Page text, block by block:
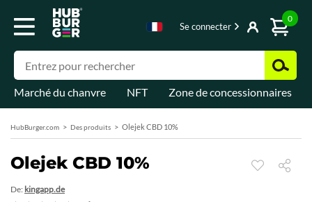
Se connecter
0
Marché du chanvre NFT Zone de concessionnaires
HubBurger.com Des produits Olejek CBD 10%
Olejek CBD 10%
De: kingapp.de